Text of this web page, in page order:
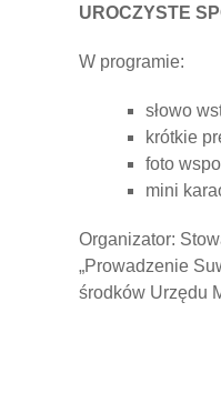
UROCZYSTE
W programie:
słowo
krótkie
foto
mini
Organizator:
„Prowadzenie
środków Urzędu